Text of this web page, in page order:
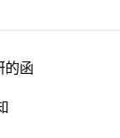
的函